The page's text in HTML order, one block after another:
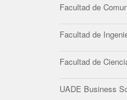
Facultad de
Facultad de
Facultad de
UADE Business